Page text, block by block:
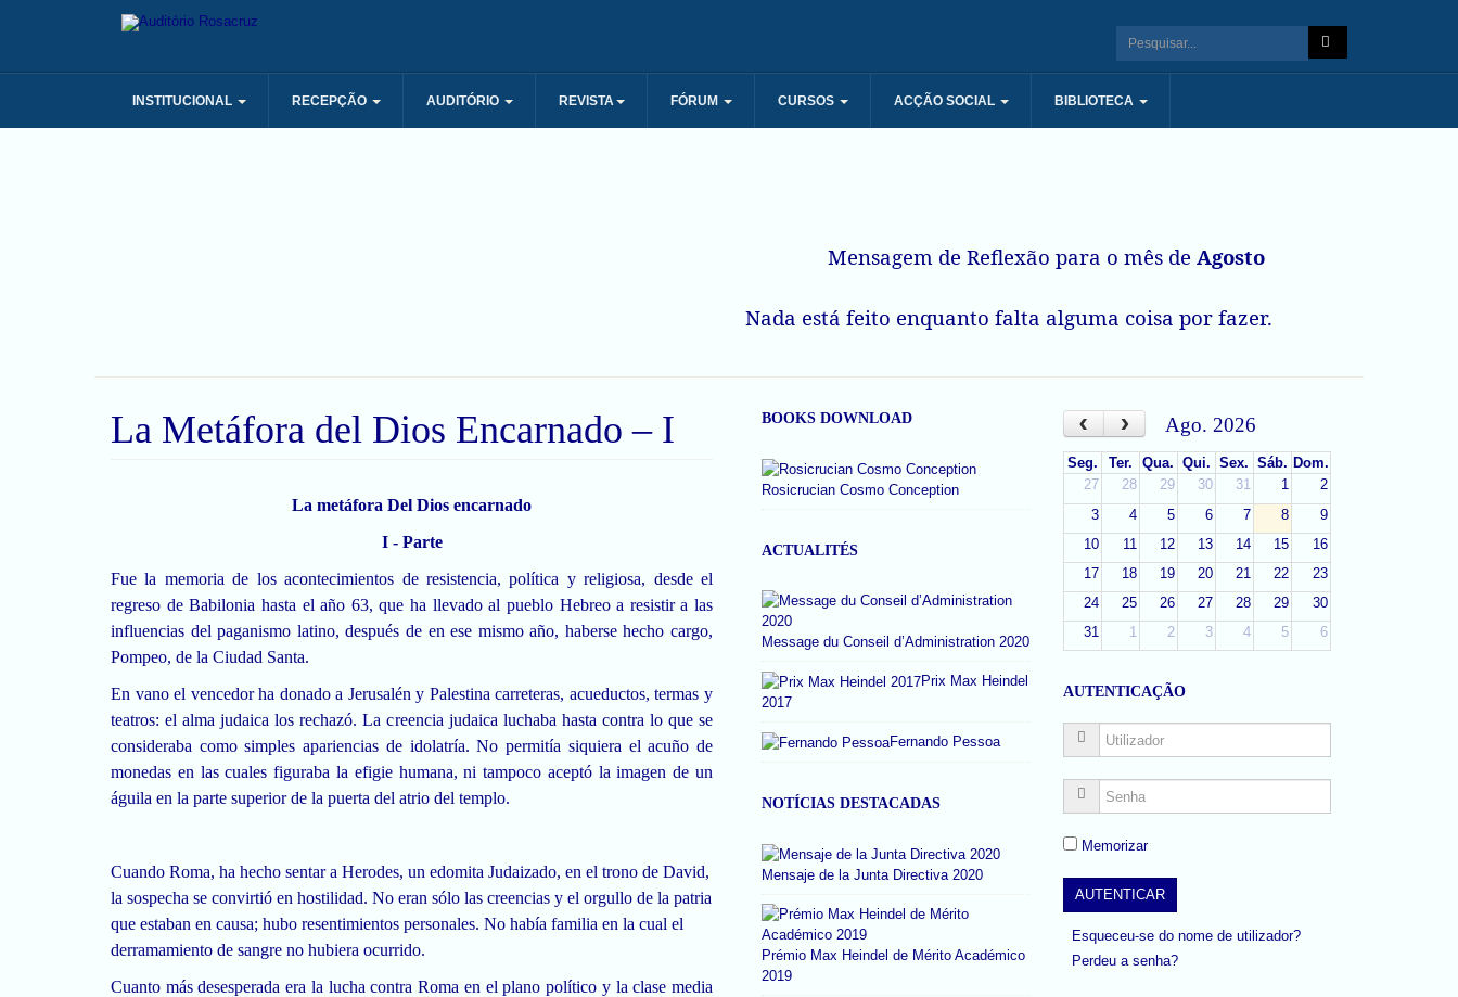
INSTITUCIONAL RECEPÇÃO AUDITÓRIO REVISTA FÓRUM CURSOS ACÇÃO SOCIAL BIBLIOTECA
Mensagem de Reflexão para o mês de Agosto
Nada está feito enquanto falta alguma coisa por fazer.
La Metáfora del Dios Encarnado – I
La metáfora Del Dios encarnado
I - Parte
Fue la memoria de los acontecimientos de resistencia, política y religiosa, desde el
regreso de Babilonia hasta el año 63, que ha llevado al pueblo Hebreo a resistir a las
influencias del paganismo latino, después de en ese mismo año, haberse hecho cargo,
Pompeo, de la Ciudad Santa.
En vano el vencedor ha donado a Jerusalén y Palestina carreteras, acueductos, termas y
teatros: el alma judaica los rechazó. La creencia judaica luchaba hasta contra lo que se
consideraba como simples apariencias de idolatría. No permitía siquiera el acuño de
monedas en las cuales figuraba la efigie humana, ni tampoco aceptó la imagen de un
águila en la parte superior de la puerta del atrio del templo.
Cuando Roma, ha hecho sentar a Herodes, un edomita Judaizado, en el trono de David,
la sospecha se convirtió en hostilidad. No eran sólo las creencias y el orgullo de la patria
que estaban en causa; hubo resentimientos personales. No había familia en la cual el
derramamiento de sangre no hubiera ocurrido.
Cuanto más desesperada era la lucha contra Roma en el plano político y la clase media
BOOKS DOWNLOAD
Rosicrucian Cosmo Conception
ACTUALITÉS
Message du Conseil d’Administration 2020
Prix Max Heindel
2017
Fernando Pessoa
NOTÍCIAS DESTACADAS
Mensaje de la Junta Directiva 2020
Prémio Max Heindel de Mérito Académico
2019
‹ › Ago. 2026
Seg. Ter. Qua. Qui. Sex. Sáb. Dom.
27
28 29 30 31 1
2
3
4 5 6 7 8
9
10
11 12 13 14 15
16
17
18 19 20 21 22
23
24
25 26 27 28 29
30
31
1 2 3 4 5 6
AUTENTICAÇÃO
Memorizar
Esqueceu-se do nome de utilizador?
Perdeu a senha?